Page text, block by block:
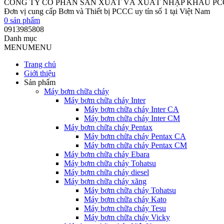
CÔNG TY CỔ PHẦN SẢN XUẤT VÀ XUẤT NHẬP KHẨU
Đơn vị cung cấp Bơm và Thiết bị PCCC uy tín số 1 tại Việt Nam
0 sản phẩm
0913985808
Danh mục
MENUMENU
Trang chủ
Giới thiệu
Sản phẩm
Máy bơm chữa cháy
Máy bơm chữa cháy Inter
Máy bơm chữa cháy Inter CA
Máy bơm chữa cháy Inter CM
Máy bơm chữa cháy Pentax
Máy bơm chữa cháy Pentax CA
Máy bơm chữa cháy Pentax CM
Máy bơm chữa cháy Ebara
Máy bơm chữa cháy Tohatsu
Máy bơm chữa cháy diesel
Máy bơm chữa cháy xăng
Máy bơm chữa cháy Tohatsu
Máy bơm chữa cháy Kato
Máy bơm chữa cháy Tesu
Máy bơm chữa cháy Vicky